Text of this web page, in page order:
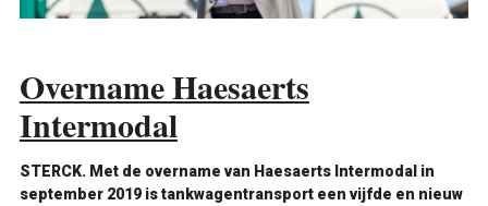
Overname Haesaerts
Intermodal
STERCK. Met de overname van Haesaerts Intermodal in
september 2019 is tankwagentransport een vijfde en nieuw